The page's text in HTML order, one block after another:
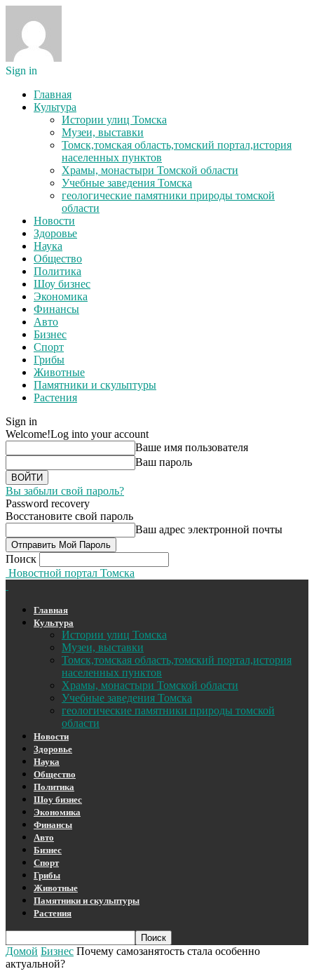
Sign in
Главная
Культура
Истории улиц Томска
Музеи, выставки
Томск,томская область,томский портал,история
населенных пунктов
Храмы, монастыри Томской области
Учебные заведения Томска
геологические памятники природы томской
области
Новости
Здоровье
Наука
Общество
Политика
Шоу бизнес
Экономика
Финансы
Авто
Бизнес
Спорт
Грибы
Животные
Памятники и скульптуры
Растения
Sign in
Welcome!Log into your account
Ваше имя пользователя
Ваш пароль
Вы забыли свой пароль?
Password recovery
Восстановите свой пароль
Ваш адрес электронной почты
Поиск
Новостной портал Томска
Главная
Культура
Истории улиц Томска
Музеи, выставки
Томск,томская область,томский портал,история
населенных пунктов
Храмы, монастыри Томской области
Учебные заведения Томска
геологические памятники природы томской
области
Новости
Здоровье
Наука
Общество
Политика
Шоу бизнес
Экономика
Финансы
Авто
Бизнес
Спорт
Грибы
Животные
Памятники и скульптуры
Растения
Домой Бизнес Почему самозанятость стала особенно
актуальной?